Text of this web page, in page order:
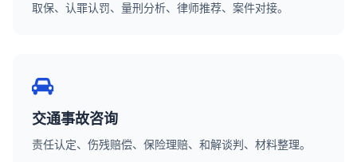
取保、认罪认罚、量刑分析、律师推荐、案件对接。
交通事故咨询
责任认定、伤残赔偿、保险理赔、和解谈判、材料整理。